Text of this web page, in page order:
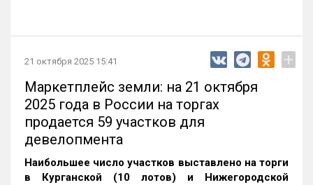
21 октября 2025 15:41 +
Маркетплейс земли: на 21 октября
2025 года в России на торгах
продается 59 участков для
девелопмента
Наибольшее число участков выставлено на торги
в Курганской (10 лотов) и Нижегородской